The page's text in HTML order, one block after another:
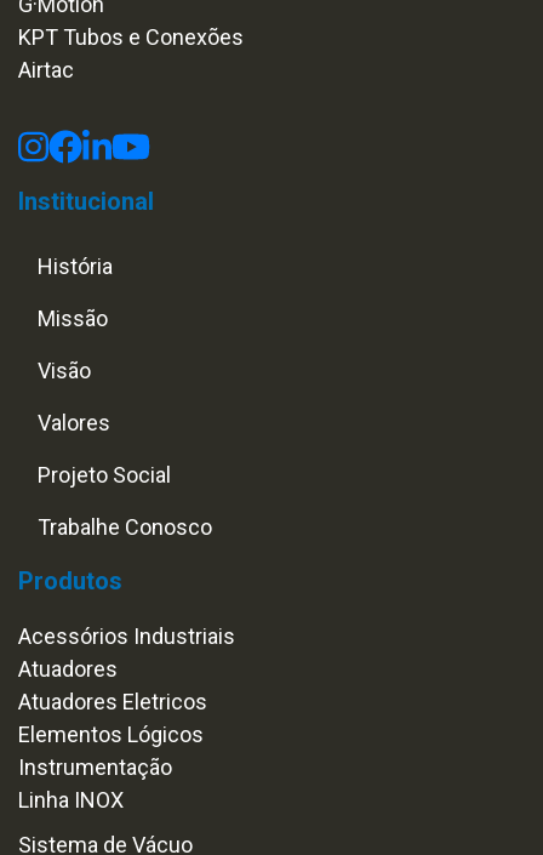
KPT Tubos e Conexões
Airtac
Institucional
História
Missão
Visão
Valores
Projeto Social
Trabalhe Conosco
Produtos
Acessórios Industriais
Atuadores
Atuadores Eletricos
Elementos Lógicos
Instrumentação
Linha INOX
Sistema de Vácuo